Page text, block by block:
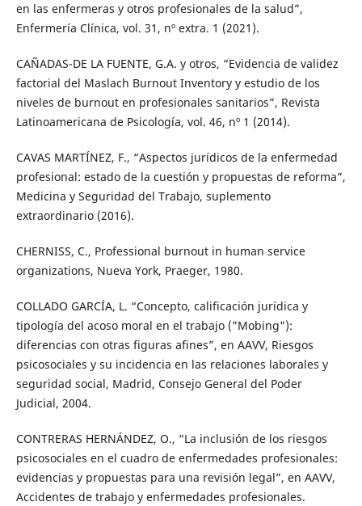
en las enfermeras y otros profesionales de la salud”,
Enfermería Clínica, vol. 31, nº extra. 1 (2021).
CAÑADAS-DE LA FUENTE, G.A. y otros, “Evidencia de validez
factorial del Maslach Burnout Inventory y estudio de los
niveles de burnout en profesionales sanitarios”, Revista
Latinoamericana de Psicología, vol. 46, nº 1 (2014).
CAVAS MARTÍNEZ, F., “Aspectos jurídicos de la enfermedad
profesional: estado de la cuestión y propuestas de reforma”,
Medicina y Seguridad del Trabajo, suplemento
extraordinario (2016).
CHERNISS, C., Professional burnout in human service
organizations, Nueva York, Praeger, 1980.
COLLADO GARCÍA, L. “Concepto, calificación jurídica y
tipología del acoso moral en el trabajo ("Mobing"):
diferencias con otras figuras afines”, en AAVV, Riesgos
psicosociales y su incidencia en las relaciones laborales y
seguridad social, Madrid, Consejo General del Poder
Judicial, 2004.
CONTRERAS HERNÁNDEZ, O., “La inclusión de los riesgos
psicosociales en el cuadro de enfermedades profesionales:
evidencias y propuestas para una revisión legal”, en AAVV,
Accidentes de trabajo y enfermedades profesionales.